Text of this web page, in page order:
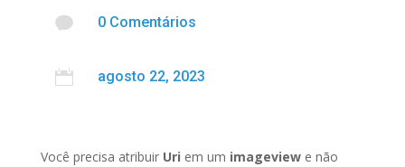
 0 Comentários
 agosto 22, 2023
Você precisa atribuir Uri em um imageviewe não